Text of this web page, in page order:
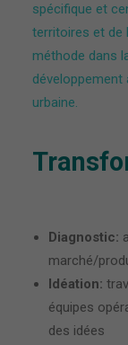
spécifique et
territoires et de
méthode dans
développement
urbaine.
Diagnostic:
marché/
Idéation:
équipes
des idées